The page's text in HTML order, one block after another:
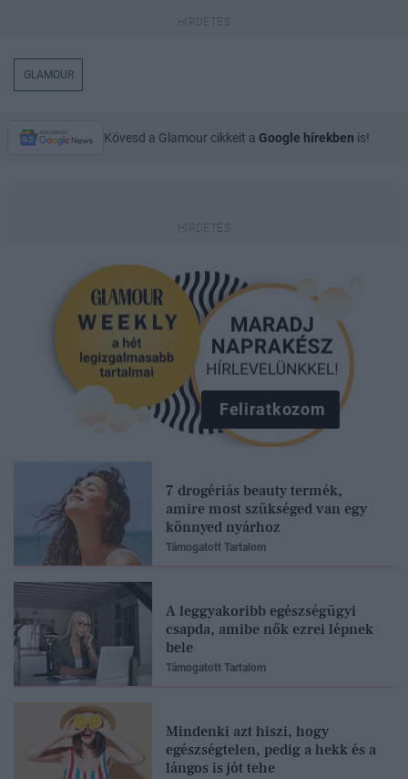
GLAMOUR
Kövesd a Glamour cikkeit a Google hírekben is!
Feliratkozom
7 drogériás beauty termék,
amire most szükséged van egy
könnyed nyárhoz
Támogatott Tartalom
A leggyakoribb egészségügyi
csapda, amibe nők ezrei lépnek
bele
Támogatott Tartalom
Mindenki azt hiszi, hogy
egészségtelen, pedig a hekk és a
lángos is jót tehe